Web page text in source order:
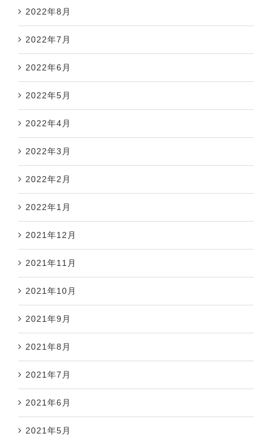
2022年8月
2022年7月
2022年6月
2022年5月
2022年4月
2022年3月
2022年2月
2022年1月
2021年12月
2021年11月
2021年10月
2021年9月
2021年8月
2021年7月
2021年6月
2021年5月